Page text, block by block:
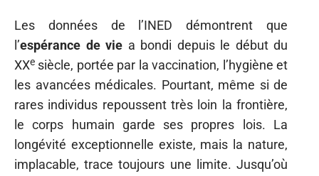
Les données de l’INED démontrent que
l’espérance de vie a bondi depuis le début du
XXe siècle, portée par la vaccination, l’hygiène et
les avancées médicales. Pourtant, même si de
rares individus repoussent très loin la frontière,
le corps humain garde ses propres lois. La
longévité exceptionnelle existe, mais la nature,
implacable, trace toujours une limite. Jusqu’où